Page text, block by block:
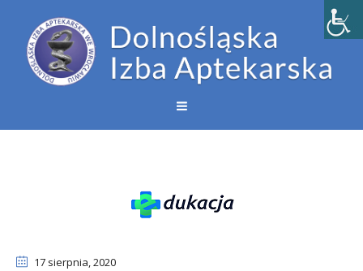
17 sierpnia, 2020